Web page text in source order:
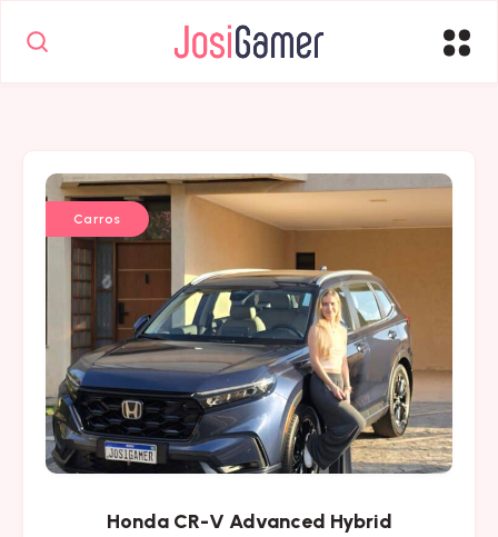
Carros
Honda CR-V Advanced Hybrid